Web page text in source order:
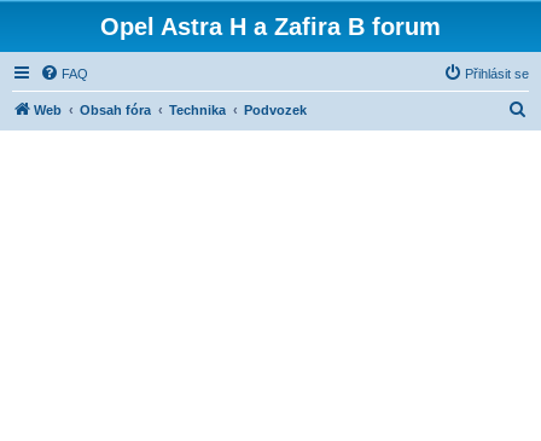
Opel Astra H a Zafira B forum
FAQ Přihlásit se
Web Obsah fóra Technika Podvozek